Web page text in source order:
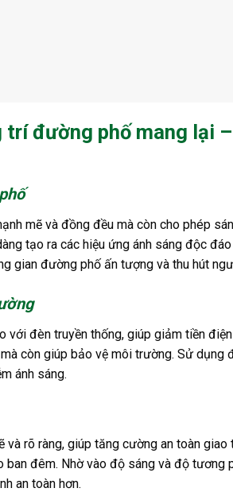
trí đường phố mang lại
mẽ và đồng đều mà còn cho phép
tạo ra các hiệu ứng ánh sáng độc
gian đường phố ấn tượng và thu hút
đèn truyền thống, giúp giảm tiền
còn giúp bảo vệ môi trường. Sử dụng
ánh sáng.
và rõ ràng, giúp tăng cường an toàn
đêm. Nhờ vào độ sáng và độ tương
an toàn hơn.